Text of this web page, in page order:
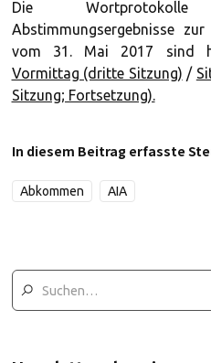
Die
Abstimmungsergebnisse
vom 31. Mai 2017 sind
Vormittag (dritte Sitzung) /
Sitzung; Fortsetzung).
In diesem Beitrag erfasste
Abkommen AIA